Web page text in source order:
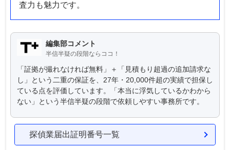
査力も魅力です。
編集部コメント
半信半疑の段階ならココ！
「証拠が撮れなければ無料」＋「見積もり超過の追加請求な
し」という二重の保証を、27年・20,000件超の実績で担保し
ている点を評価しています。「本当に浮気しているかわから
ない」という半信半疑の段階で依頼しやすい事務所です。
探偵業届出証明番号一覧